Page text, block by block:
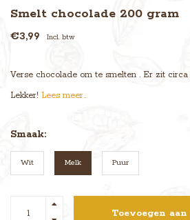
Smelt chocolade 200 gram
€3,99 Incl. btw
Verse chocolade om te smelten . Er zit
Lekker! Lees meer..
Smaak:
Wit Melk Puur
Toevoegen